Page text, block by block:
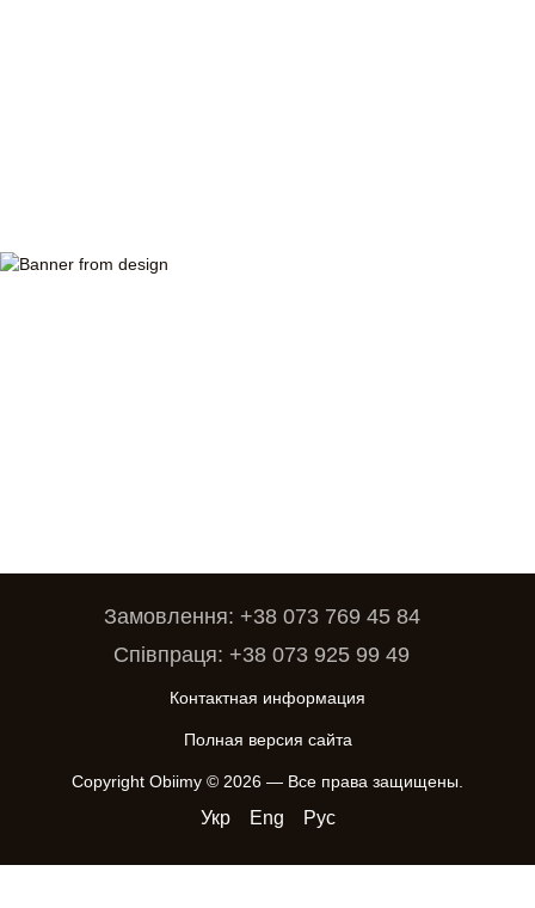
Замовлення: +38 073 769 45 84
Співпраця: +38 073 925 99 49
Контактная информация
Полная версия сайта
Copyright Obiimy © 2026 — Все права защищены.
Укр Eng Рус